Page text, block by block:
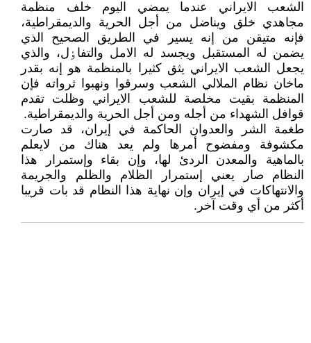
الشعب الايراني عندما يمضي اليوم خلف منظمة
مجاهدي خلق ويناضل من أجل الحرية والديمقراطية،
فإنه متيقن من إنه يسير في الطريق الصحيح الذي
يضمن له المستقبل ويجسد له الامل والتفاٶل، والذي
يجعل الشعب الايراني يثق کثيرا بالمنظمة هو إنه بقدر
ماخان نظام الملالي الشعب وسرقوا ونهبوا ثرواته فإن
المنظمة بقيت مخلصة للشعب الايراني وظلت تقدم
قوافل الشهداء من أجله ومن أجل الحرية والديمقراطية.
طغمة الشر والعدوان الحاکمة في إيران، قد صارت
مکشوفة ومفضوح أمرها ولم يعد هناك من لايعلم
بالماهية والمعدن الردئ لها، وإن بقاء وإستمرار هذا
النظام صار يعني إستمرار الظلام والظلم والجريمة
والانتهاکات في إيران وإن نهاية هذا النظام قد بات قريبا
أکثر من أي وقت آخر.